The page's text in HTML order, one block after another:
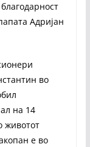
Адријан
во
на 14
животот
е во